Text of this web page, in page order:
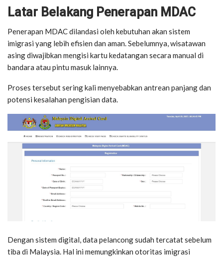
Latar Belakang Penerapan MDAC
Penerapan MDAC dilandasi oleh kebutuhan akan sistem
imigrasi yang lebih efisien dan aman. Sebelumnya, wisatawan
asing diwajibkan mengisi kartu kedatangan secara manual di
bandara atau pintu masuk lainnya.
Proses tersebut sering kali menyebabkan antrean panjang dan
potensi kesalahan pengisian data.
Dengan sistem digital, data pelancong sudah tercatat sebelum
tiba di Malaysia. Hal ini memungkinkan otoritas imigrasi